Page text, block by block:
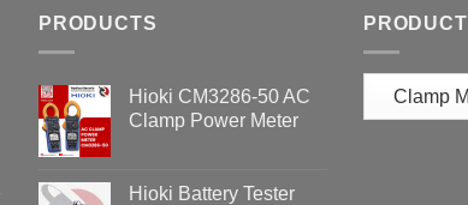
PRODUCTS
Hioki CM3286-50 AC
Clamp Power Meter
Hioki Battery Tester